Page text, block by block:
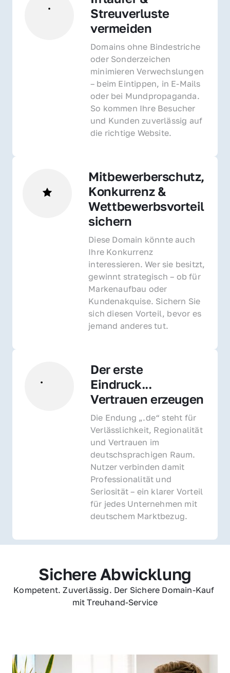
Streuverluste
vermeiden
Domains ohne Bindestriche
oder Sonderzeichen
minimieren Verwechslungen
– beim Eintippen, in E-Mails
oder bei Mundpropaganda.
So kommen Ihre Besucher
und Kunden zuverlässig auf
die richtige Website.
Mitbewerberschutz,
Konkurrenz &
Wettbewerbsvorteil
sichern
Diese Domain könnte auch
Ihre Konkurrenz
interessieren. Wer sie besitzt,
gewinnt strategisch – ob für
Markenaufbau oder
Kundenakquise. Sichern Sie
sich diesen Vorteil, bevor es
jemand anderes tut.
Der erste
Eindruck...
Vertrauen erzeugen
Die Endung „.de“ steht für
Verlässlichkeit, Regionalität
und Vertrauen im
deutschsprachigen Raum.
Nutzer verbinden damit
Professionalität und
Seriosität – ein klarer Vorteil
für jedes Unternehmen mit
deutschem Marktbezug.
Sichere Abwicklung
Kompetent. Zuverlässig. Der Sichere Domain-Kauf
mit Treuhand-Service